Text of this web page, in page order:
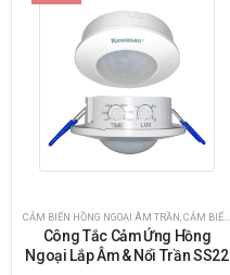
CẢM BIẾN HỒNG NGOẠI ÂM TRẦN CẢM BIẾN HỒNG NGOẠI NỔI TRẦN
Công Tắc Cảm Ứng Hồng
Ngoại Lắp Âm & Nổi Trần SS22